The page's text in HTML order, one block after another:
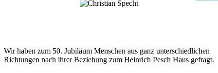
Wir haben zum 50. Jubiläum Menschen aus ganz unterschiedlichen
Richtungen nach ihrer Beziehung zum Heinrich Pesch Haus gefragt.